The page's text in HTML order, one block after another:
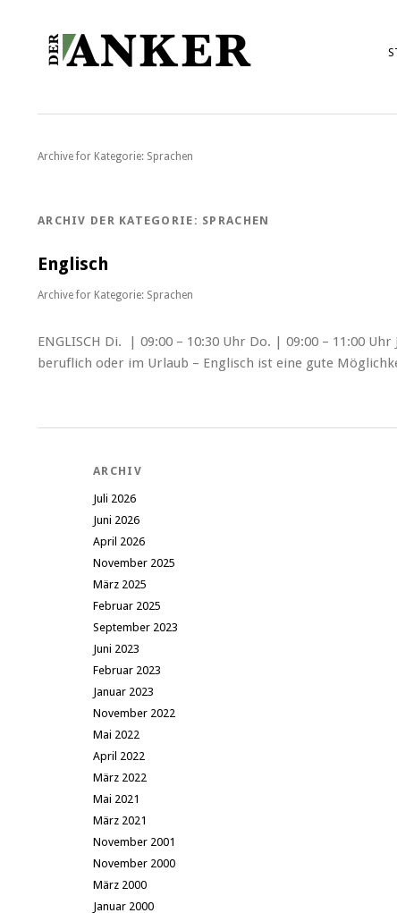
Archive for Kategorie: Sprachen
ARCHIV DER KATEGORIE: SPRACHEN
Englisch
Archive for Kategorie: Sprachen
ENGLISCH Di. | 09:00 – 10:30 Uhr Do. | 09:00 – 11:00
beruflich oder im Urlaub – Englisch ist eine gute
ARCHIV
Juli 2026
Juni 2026
April 2026
November 2025
März 2025
Februar 2025
September 2023
Juni 2023
Februar 2023
Januar 2023
November 2022
Mai 2022
April 2022
März 2022
Mai 2021
März 2021
November 2001
November 2000
März 2000
Januar 2000